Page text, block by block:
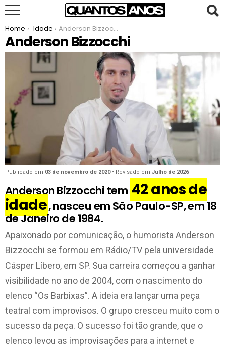
You are here:
Home Idade Anderson Bizzocchi
Anderson Bizzocchi
Publicado em 03 de novembro de 2020• Revisado em Julho de 2026
Anderson Bizzocchi tem 42 anos de
idade, nasceu em São Paulo-SP, em 18
de Janeiro de 1984.
Apaixonado por comunicação, o humorista Anderson
Bizzocchi se formou em Rádio/TV pela universidade
Cásper Líbero, em SP. Sua carreira começou a ganhar
visibilidade no ano de 2004, com o nascimento do
elenco “Os Barbixas”. A ideia era lançar uma peça
teatral com improvisos. O grupo cresceu muito com o
sucesso da peça. O sucesso foi tão grande, que o
elenco levou as improvisações para a internet e